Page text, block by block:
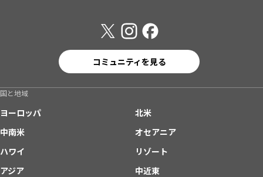
コミュニティを見る
国と地域
ヨーロッパ
北米
中南米
オセアニア
ハワイ
リゾート
アジア
中近東